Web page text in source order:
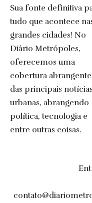
Sua fonte definitiva
tudo que acontece
grandes cidades! No
Diário Metrópoles,
oferecemos uma
cobertura abrangente
das principais notícias
urbanas, abrangendo
política, tecnologia e
entre outras coisas.